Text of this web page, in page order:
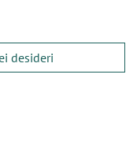
desideri